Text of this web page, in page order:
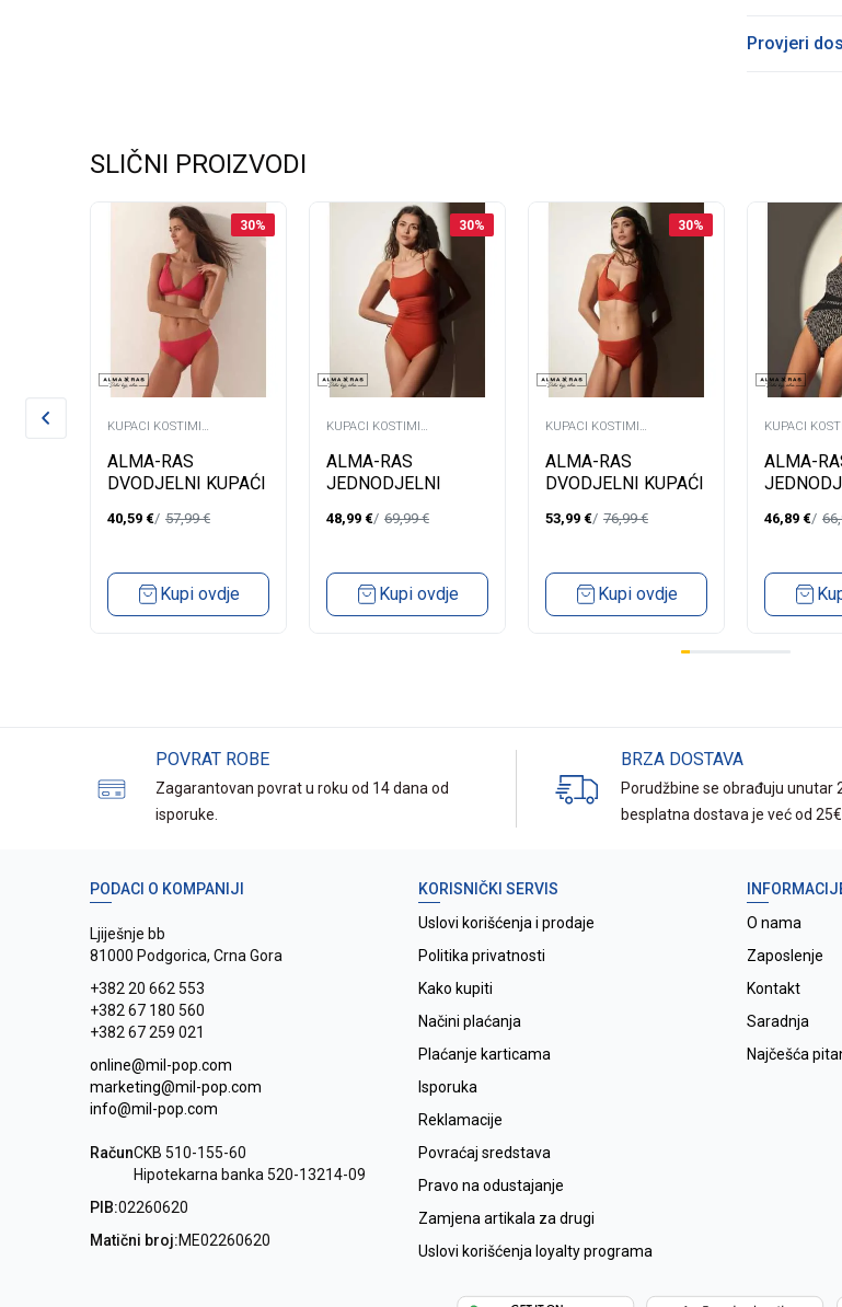
Provjeri
SLIČNI PROIZVODI
30%
KUPACI KOSTIMI
DVODJELNI
ALMA-RAS
DVODJELNI KUPAĆI
40,59 € 57,99€
Kupi ovdje
30%
KUPACI KOSTIMI
JEDNODJELNI
ALMA-RAS
JEDNODJELNI
48,99 € 69,99€
Kupi ovdje
30%
KUPACI KOSTIMI
DVODJELNI
ALMA-RAS
DVODJELNI KUPAĆI
53,99 € 76,99€
Kupi ovdje
KUPACI
ALMA-
46,89 €
POVRAT ROBE
Zagarantovan povrat u roku od 14 dana od
isporuke.
BRZA DOSTAVA
Porudžbine se obrađuju unutar
besplatna dostava je već od 25€.
PODACI O KOMPANIJI
Ljiješnje bb
81000 Podgorica, Crna Gora
+382 20 662 553
+382 67 180 560
+382 67 259 021
online@mil-pop.com
marketing@mil-pop.com
info@mil-pop.com
RačunCKB 510-155-60
Hipotekarna banka 520-13214-09
PIB:02260620
Matični broj:ME02260620
KORISNIČKI SERVIS
Uslovi korišćenja i prodaje
Politika privatnosti
Kako kupiti
Načini plaćanja
Plaćanje karticama
Isporuka
Reklamacije
Povraćaj sredstava
Pravo na odustajanje
Zamjena artikala za drugi
Uslovi korišćenja loyalty programa
O nama
Zaposlenje
Kontakt
Saradnja
Najčešća